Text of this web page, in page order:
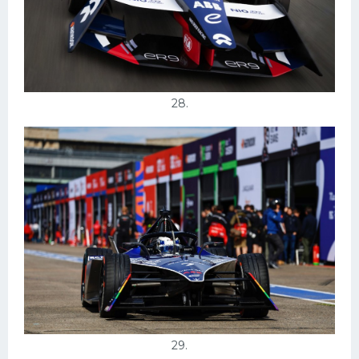
28.
29.